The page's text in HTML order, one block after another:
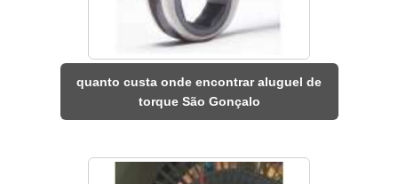
quanto custa onde encontrar aluguel de
torque São Gonçalo